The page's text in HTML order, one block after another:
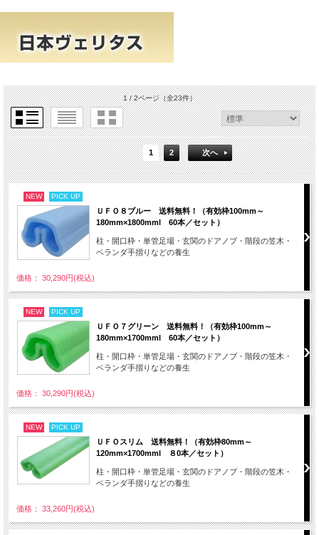
1 / 2ページ（全23件）
1 2 次へ
NEW PICK UP
ＵＦＯ８ブルー 送料無料！（有効枠100mm～
180mm×1800mml 60本／セット）
柱・開口枠・単管足場・玄関のドアノブ・階段の笠木・
ベランダ手摺りなどの養生
価格： 30,290円(税込)
NEW PICK UP
ＵＦＯ７グリーン 送料無料！（有効枠100mm～
180mm×1700mml 60本／セット）
柱・開口枠・単管足場・玄関のドアノブ・階段の笠木・
ベランダ手摺りなどの養生
価格： 30,290円(税込)
NEW PICK UP
ＵＦＯスリム 送料無料！（有効枠80mm～
120mm×1700mml ８0本／セット）
柱・開口枠・単管足場・玄関のドアノブ・階段の笠木・
ベランダ手摺りなどの養生
価格： 33,260円(税込)